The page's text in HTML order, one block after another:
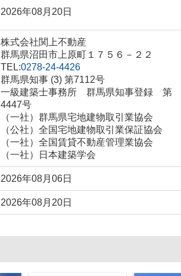
2026年08月20日
株式会社関上不動産
群馬県沼田市上原町１７５６－２２
TEL:0278-24-4426
群馬県知事 (3) 第7112号
一級建築士事務所 群馬県知事登録 第
4447号
（一社）群馬県宅地建物取引業協会
（公社）全国宅地建物取引業保証協会
（一社）全国賃貸不動産管理業協会
（一社）日本建築学会
2026年08月06日
2026年08月20日